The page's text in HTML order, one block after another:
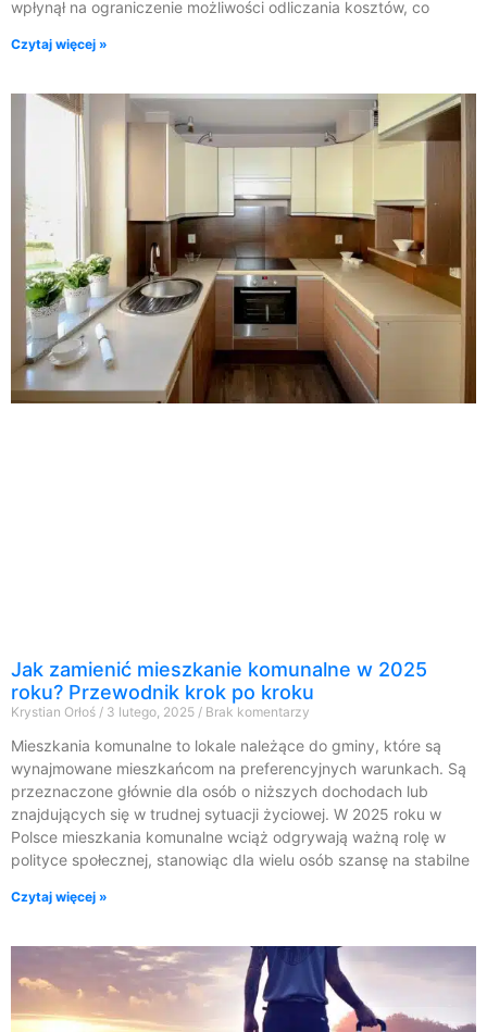
wpłynął na ograniczenie możliwości odliczania kosztów, co
Czytaj więcej »
Jak zamienić mieszkanie komunalne w 2025
roku? Przewodnik krok po kroku
Krystian Orłoś 3 lutego, 2025 Brak komentarzy
Mieszkania komunalne to lokale należące do gminy, które są
wynajmowane mieszkańcom na preferencyjnych warunkach. Są
przeznaczone głównie dla osób o niższych dochodach lub
znajdujących się w trudnej sytuacji życiowej. W 2025 roku w
Polsce mieszkania komunalne wciąż odgrywają ważną rolę w
polityce społecznej, stanowiąc dla wielu osób szansę na stabilne
Czytaj więcej »